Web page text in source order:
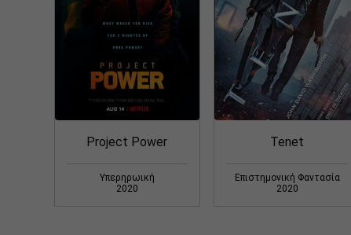
Project Power
Υπερηρωική
2020
Tenet
Επιστημονική Φαντασία
2020